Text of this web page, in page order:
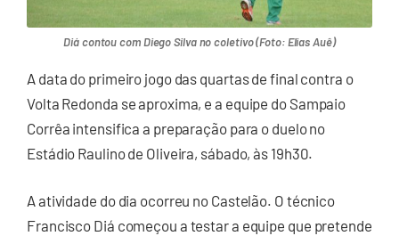
Diá contou com Diego Silva no coletivo (Foto: Elias Auê)
A data do primeiro jogo das quartas de final contra o
Volta Redonda se aproxima, e a equipe do Sampaio
Corrêa intensifica a preparação para o duelo no
Estádio Raulino de Oliveira, sábado, às 19h30.
A atividade do dia ocorreu no Castelão. O técnico
Francisco Diá começou a testar a equipe que pretende